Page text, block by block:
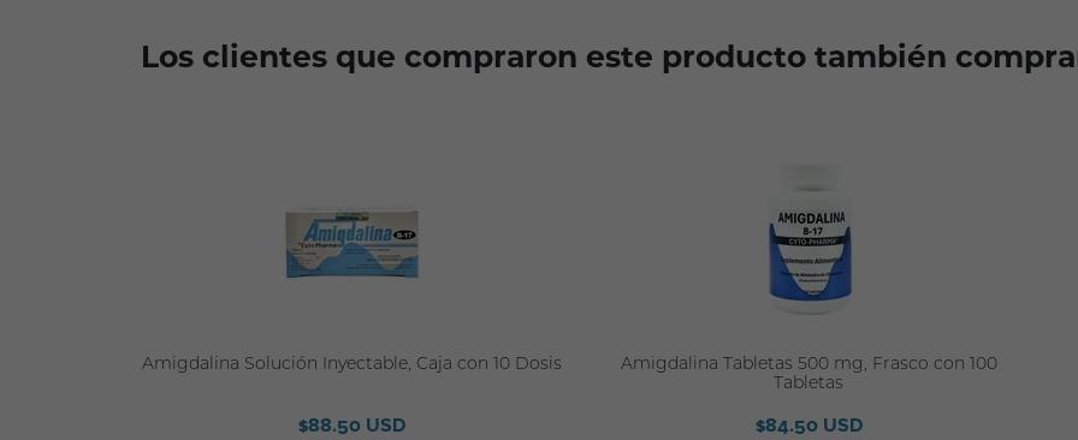
Los clientes que compraron este producto también
Amigdalina Solución Inyectable, Caja con 10 Dosis
$88.50 USD
Amigdalina Tabletas 500 mg, Frasco con 100
Tabletas
$84.50 USD